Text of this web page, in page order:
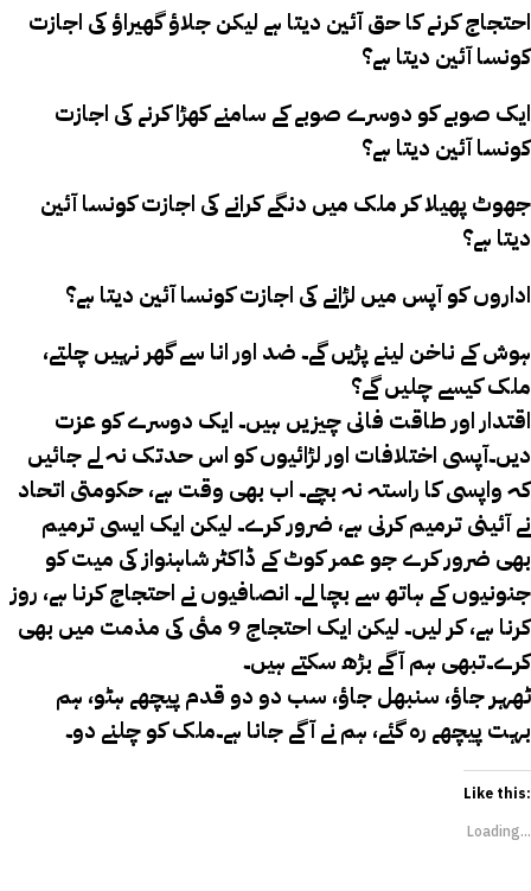
احتجاج کرنے کا حق آئین دیتا ہے لیکن جلاؤ گھیراؤ کی اجازت
کونسا آئین دیتا ہے؟
ایک صوبے کو دوسرے صوبے کے سامنے کھڑا کرنے کی اجازت
کونسا آئین دیتا ہے؟
جھوٹ پھیلا کر ملک میں دنگے کرانے کی اجازت کونسا آئین
دیتا ہے؟
اداروں کو آپس میں لڑانے کی اجازت کونسا آئین دیتا ہے؟
ہوش کے ناخن لینے پڑیں گے۔ ضد اور انا سے گھر نہیں چلتے،
ملک کیسے چلیں گے؟
اقتدار اور طاقت فانی چیزیں ہیں۔ ایک دوسرے کو عزت
دیں۔آپسی اختلافات اور لڑائیوں کو اس حدتک نہ لے جائیں
کہ واپسی کا راستہ نہ بچے۔ اب بھی وقت ہے، حکومتی اتحاد
نے آئینی ترمیم کرنی ہے، ضرور کرے۔ لیکن ایک ایسی ترمیم
بھی ضرور کرے جو عمر کوٹ کے ڈاکٹر شاہنواز کی میت کو
جنونیوں کے ہاتھ سے بچا لے۔ انصافیوں نے احتجاج کرنا ہے، روز
کرنا ہے، کر لیں۔ لیکن ایک احتجاج 9 مئی کی مذمت میں بھی
کرے۔تبھی ہم آگے بڑھ سکتے ہیں۔
ٹھہر جاؤ، سنبھل جاؤ، سب دو دو قدم پیچھے ہٹو، ہم
بہت پیچھے رہ گئے، ہم نے آگے جانا ہے۔ملک کو چلنے دو۔
Like this:
Loading...